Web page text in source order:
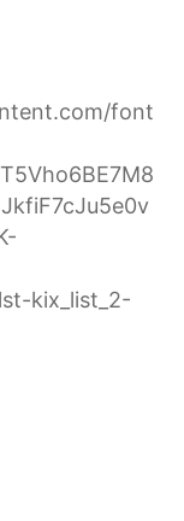
font
kix_list_2-